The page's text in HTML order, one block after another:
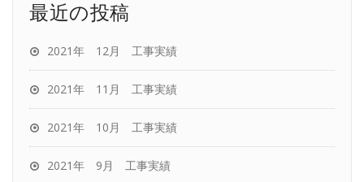
最近の投稿
2021年 12月 工事実績
2021年 11月 工事実績
2021年 10月 工事実績
2021年 9月 工事実績